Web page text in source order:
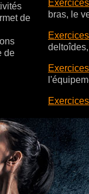
de
de
bras, le